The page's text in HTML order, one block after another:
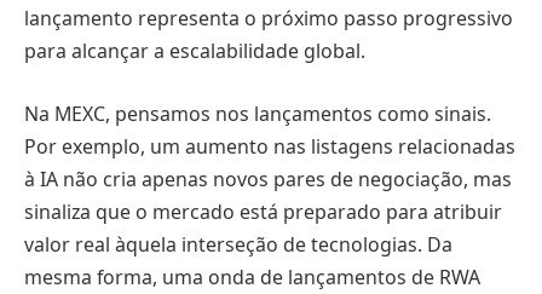
lançamento representa o próximo passo progressivo
para alcançar a escalabilidade global.
Na MEXC, pensamos nos lançamentos como sinais.
Por exemplo, um aumento nas listagens relacionadas
à IA não cria apenas novos pares de negociação, mas
sinaliza que o mercado está preparado para atribuir
valor real àquela interseção de tecnologias. Da
mesma forma, uma onda de lançamentos de RWA